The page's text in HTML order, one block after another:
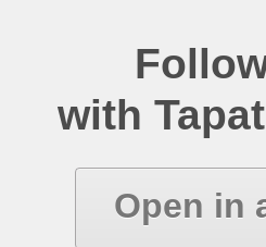
with
Open in